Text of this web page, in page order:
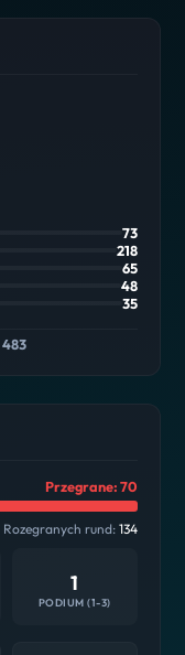
73
218
65
48
35
483
Przegrane: 70
Rozegranych rund: 134
1
PODIUM (1-3)